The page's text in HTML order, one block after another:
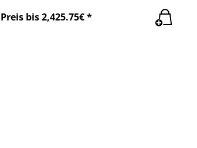
Preis bis 2,425.75€ *